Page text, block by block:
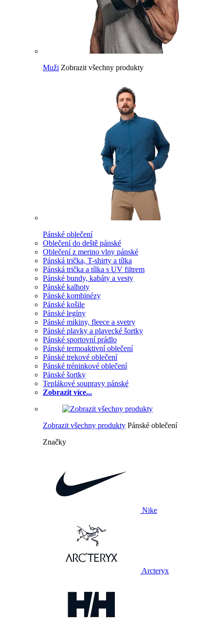
Muži Zobrazit všechny produkty
Pánské oblečení
Oblečení do deště pánské
Oblečení z merino vlny pánské
Pánská trička, T-shirty a tílka
Pánská trička a tílka s UV filtrem
Pánské bundy, kabáty a vesty
Pánské kalhoty
Pánské kombinézy
Pánské košile
Pánské legíny
Pánské mikiny, fleece a svetry
Pánské plavky a plavecké šortky
Pánské sportovní prádlo
Pánské termoaktivní oblečení
Pánské trekové oblečení
Pánské tréninkové oblečení
Pánské šortky
Teplákové soupravy pánské
Zobrazit více...
Zobrazit všechny produkty Pánské oblečení
Značky
Nike
Arcteryx